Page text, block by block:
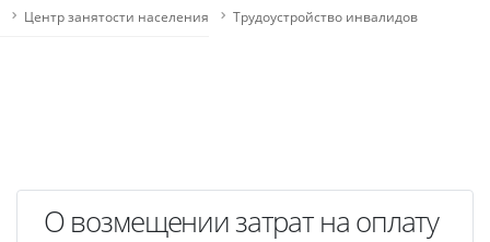
Центр занятости населения Трудоустройство инвалидов
О возмещении затрат на оплату